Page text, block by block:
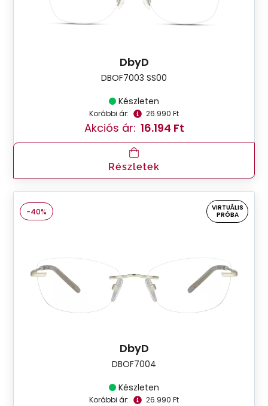
DbyD
DBOF7003 SS00
Készleten
Korábbi ár: 26.990 Ft
Akciós ár: 16.194 Ft
Részletek
-40%
VIRTUÁLIS
PRÓBA
DbyD
DBOF7004
Készleten
Korábbi ár: 26.990 Ft